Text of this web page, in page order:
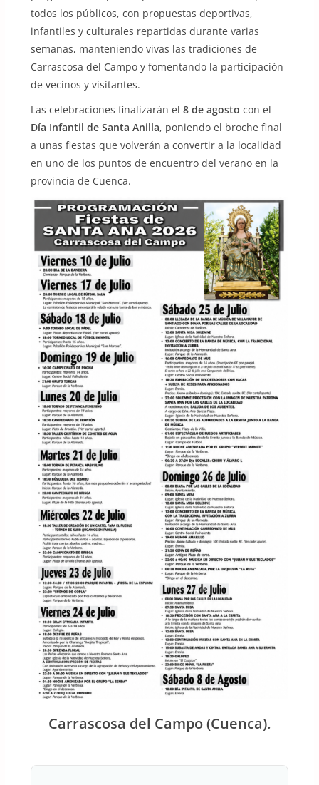
todos los públicos, con propuestas deportivas,
infantiles y culturales repartidas durante varias
semanas, manteniendo vivas las tradiciones de
Carrascosa del Campo y fomentando la participación
de vecinos y visitantes.
Las celebraciones finalizarán el 8 de agosto con el
Día Infantil de Santa Anilla, poniendo el broche final
a unas fiestas que volverán a convertir a la localidad
en uno de los puntos de encuentro del verano en la
provincia de Cuenca.
Carrascosa del Campo (Cuenca).